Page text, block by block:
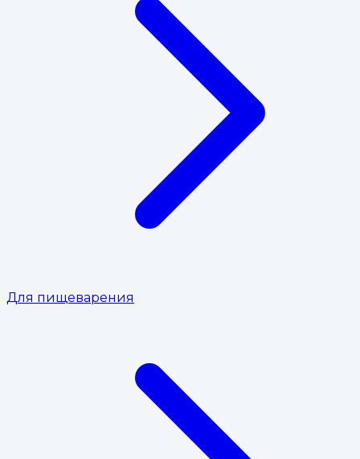
Для пищеварения